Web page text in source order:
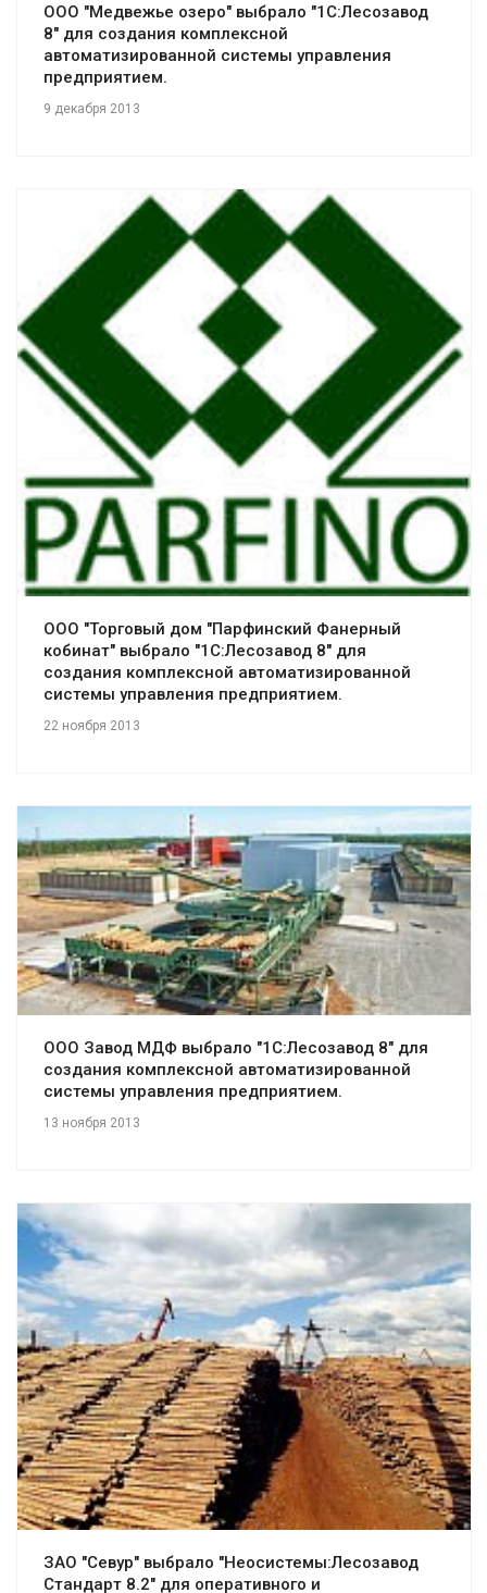
ООО "Медвежье озеро" выбрало "1С:Лесозавод
8" для создания комплексной
автоматизированной системы управления
предприятием.
9 декабря 2013
Смотреть проект
ООО "Торговый дом "Парфинский Фанерный
кобинат" выбрало "1С:Лесозавод 8" для
создания комплексной автоматизированной
системы управления предприятием.
22 ноября 2013
Смотреть проект
ООО Завод МДФ выбрало "1С:Лесозавод 8" для
создания комплексной автоматизированной
системы управления предприятием.
13 ноября 2013
Смотреть проект
ЗАО "Севур" выбрало "Неосистемы:Лесозавод
Стандарт 8.2" для оперативного и